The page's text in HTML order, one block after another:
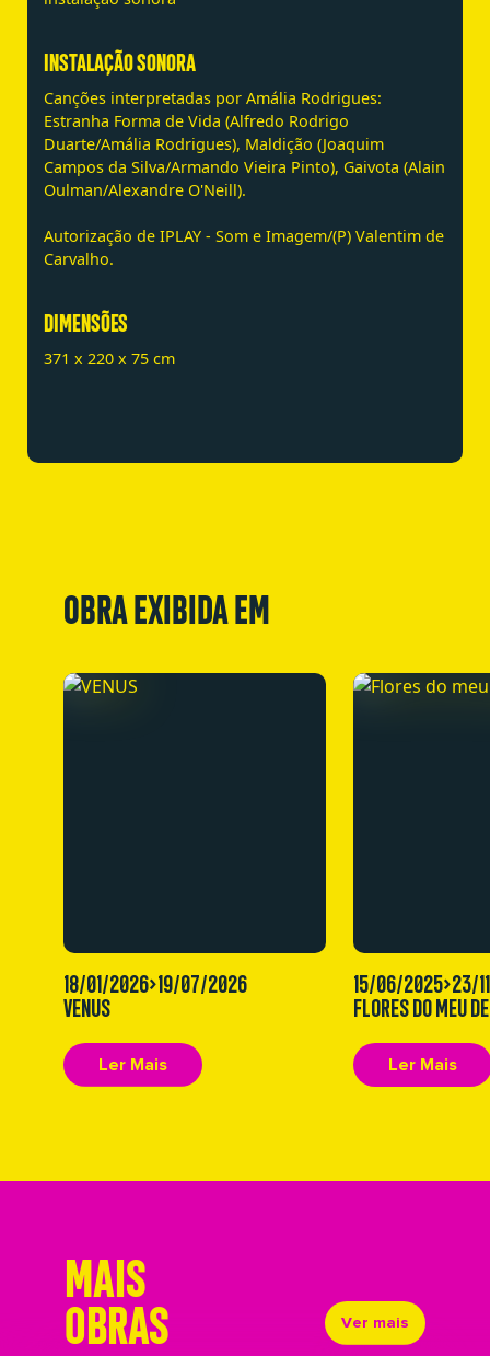
INSTALAÇÃO SONORA
Canções interpretadas por Amália Rodrigues:
Estranha Forma de Vida (Alfredo Rodrigo
Duarte/Amália Rodrigues), Maldição (Joaquim
Campos da Silva/Armando Vieira Pinto), Gaivota (Alain
Oulman/Alexandre O'Neill).
Autorização de IPLAY - Som e Imagem/(P) Valentim de
Carvalho.
DIMENSÕES
371 x 220 x 75 cm
OBRA EXIBIDA EM
18/01/2026>19/07/2026
VENUS
Ler Mais
15/06/2025>23/
FLORES DO MEU
Ler Mais
MAIS
OBRAS Ver mais